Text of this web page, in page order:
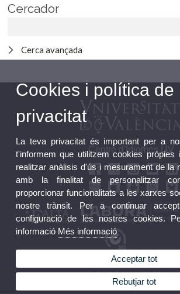
Cercador
Cerca avançada
Centre d'Idiomes UV
Bústia FGUV
Perfil Contractant FGUV
Cookies i política de
privacitat
La teva privacitat és important per a
t'informem que utilitzem cookies
realitzar anàlisis d'ús i mesurament de la
amb la finalitat de personalitzar
proporcionar funcionalitats a les xarxes
nostre trànsit. Per a continuar
configuració de les nostres cookies.
informació Més informació
Acceptar tot
Rebutjar tot